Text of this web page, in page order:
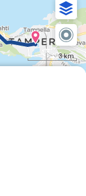
3 km